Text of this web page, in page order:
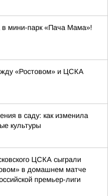
мини-парк «Пача Мама»!
«Ростовом» и ЦСКА
в саду: как изменила
культуры
ЦСКА сыграли
в домашнем матче
премьер-лиги